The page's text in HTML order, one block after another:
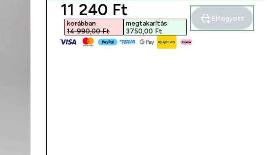
discounted price
11 240 Ft‎
korábban
14 990,00 Ft‎
megtakarítás
3750,00 Ft‎
Elfogyott